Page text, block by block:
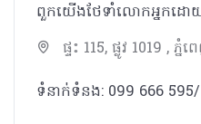
ពួកយើងថែទាំលោកអ្នកដោ
ផ្ទះ 115, ផ្លូវ 1019 , ភ្
ទំនាក់ទំនង: 099 666